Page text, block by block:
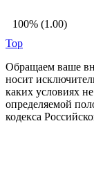
100% (1.00)
Top
Обращаем ваше
носит
каких условиях
определяемой
кодекса